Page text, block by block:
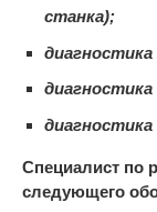
станка);
Специалист по
следующего